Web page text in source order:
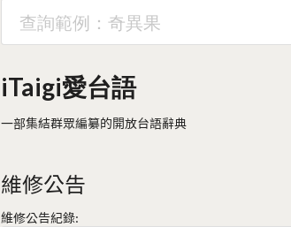
iTaigi愛台語
一部集結群眾編纂的開放台語辭典
維修公告
維修公告紀錄: